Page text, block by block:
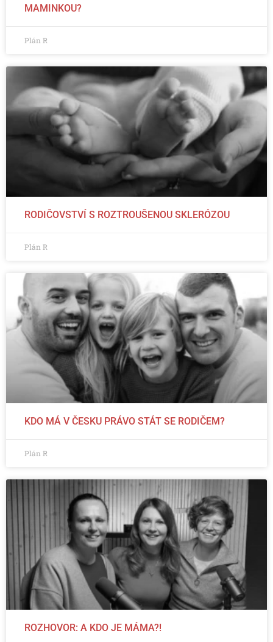
MAMINKOU?
Plán R
RODIČOVSTVÍ S ROZTROUŠENOU SKLERÓZOU
Plán R
KDO MÁ V ČESKU PRÁVO STÁT SE RODIČEM?
Plán R
ROZHOVOR: A KDO JE MÁMA?!